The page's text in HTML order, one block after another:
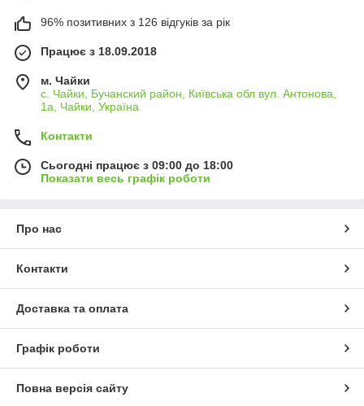
96% позитивних з 126 відгуків за рік
Працює з 18.09.2018
м. Чайки
с. Чайки, Бучанский район, Київська обл вул. Антонова,
1а, Чайки, Україна
Контакти
Сьогодні працює з 09:00 до 18:00
Показати весь графік роботи
Про нас
Контакти
Доставка та оплата
Графік роботи
Повна версія сайту